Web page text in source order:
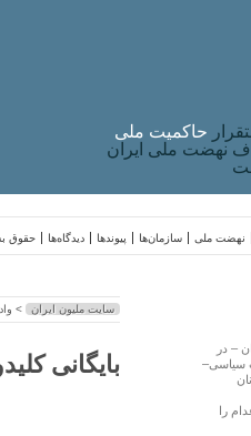
حاکميت ملی
نهضت ملی ایران
حقوق دیدگاه‌ها پیوندها سازمان‌ها نهضت ملی
سایت ملیون ایران >
بایگانی
– در
سیاسی–
را